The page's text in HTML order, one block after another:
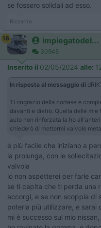
se fossero solidali ad esso.
Riccardo
16 impiegatodel...
30945
Inserito il 02/05/2024 alle:
In risposta al messaggio di
Ti ringrazio della cortese e
davanti e dietro. Quella delle
auto non rinforzata la ho
chiederò di mettermi valvole
è più facile che iniziano a
la prolunga, con le
valvola
io non aspetterei per farle
se ti capita che ti perda una
accorgi, e se non scoppia di
poterla più utilizzare, e sarai
mi è successo sul mio